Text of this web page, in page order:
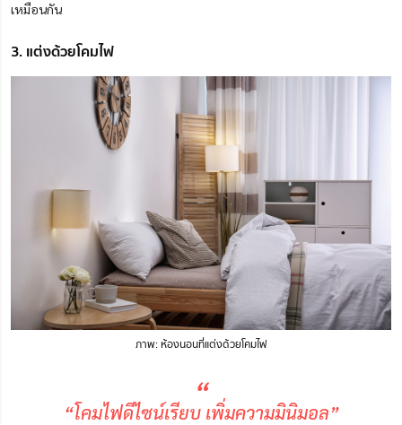
เหมือนกัน
3. แต่งด้วยโคมไฟ
ภาพ: ห้องนอนที่แต่งด้วยโคมไฟ
“
“โคมไฟดีไซน์เรียบ เพิ่มความมินิมอล”